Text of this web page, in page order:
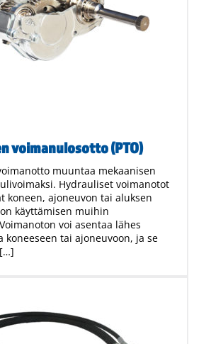
voimanulosotto (PTO)
muuntaa mekaanisen
Hydrauliset voimanotot
koneen, ajoneuvon tai aluksen
käyttämisen muihin
voi asentaa lähes
koneeseen tai ajoneuvoon, ja se